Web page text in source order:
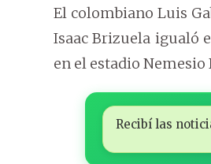
El colombiano Luis
Isaac Brizuela igualó
en el estadio Nemesio
Recibí las